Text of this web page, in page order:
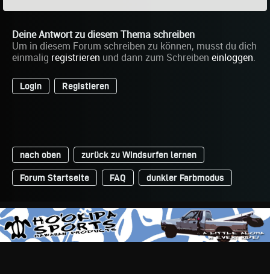
Deine Antwort zu diesem Thema schreiben
Um in diesem Forum schreiben zu können, musst du dich
einmalig registrieren und dann zum Schreiben einloggen.
Login Registieren
nach oben zurück zu Windsurfen lernen
Forum Startseite FAQ dunkler Farbmodus